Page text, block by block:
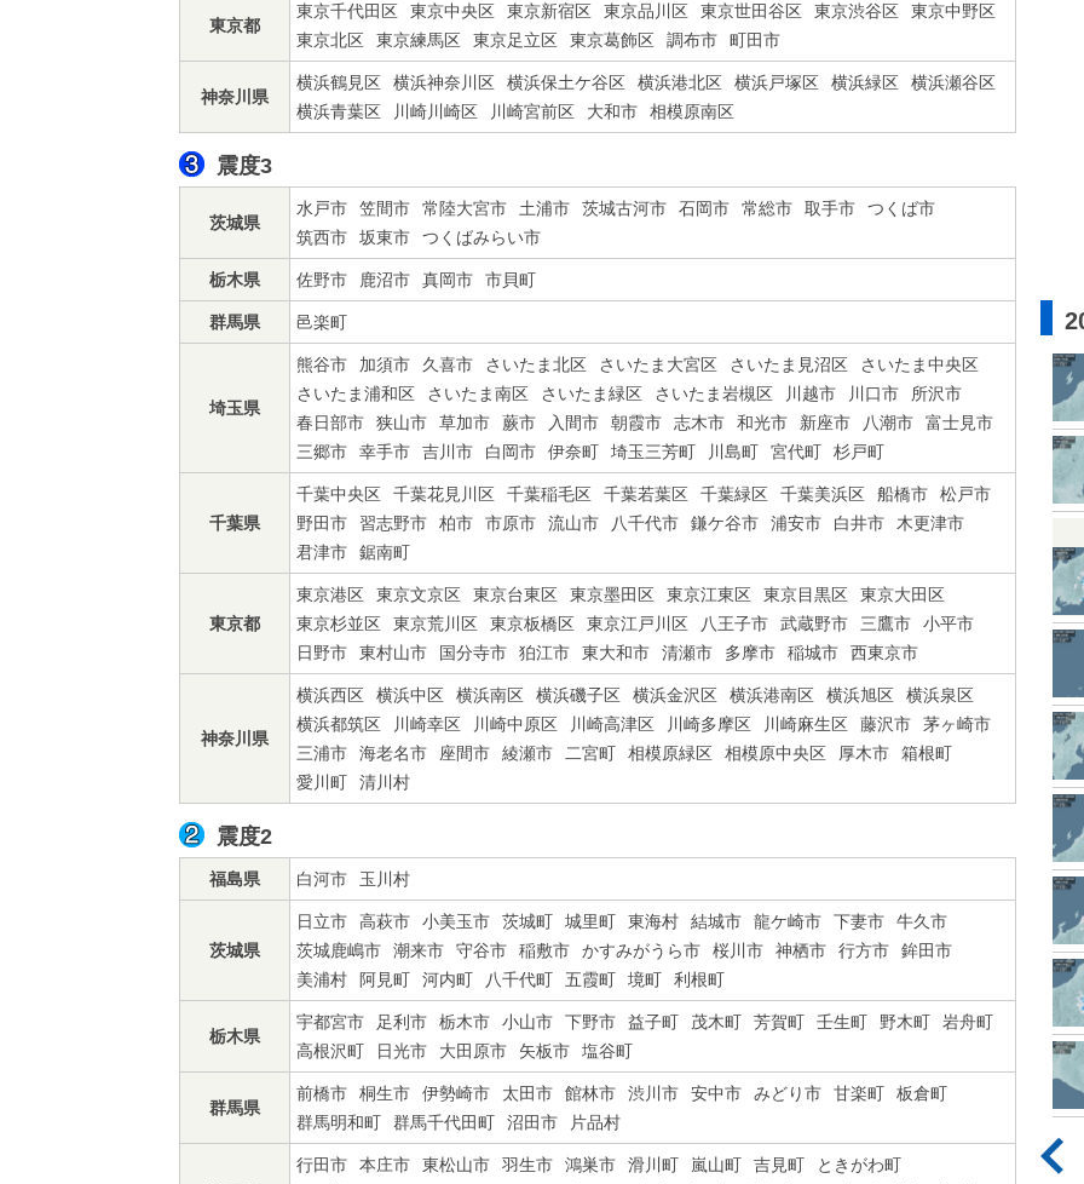
東京都
東京千代田区 東京中央区 東京新宿区 東京品川区 東京世田谷区 東京渋谷区
東京中野区
東京北区
東京練馬区 東京足立区 東京葛飾区 調布市 町田市
神奈川県
横浜鶴見区 横浜神奈川区 横浜保土ケ谷区 横浜港北区 横浜戸塚区 横浜緑区
横浜瀬谷区
横浜青葉区
川崎川崎区 川崎宮前区 大和市 相模原南区
震度3
茨城県
水戸市 笠間市 常陸大宮市 土浦市 茨城古河市 石岡市 常総市 取手市
つくば市
筑西市
坂東市 つくばみらい市
栃木県 佐野市 鹿沼市 真岡市 市貝町
群馬県 邑楽町
埼玉県
熊谷市 加須市 久喜市 さいたま北区 さいたま大宮区 さいたま見沼区
さいたま中央区
さいたま浦和区
さいたま南区 さいたま緑区 さいたま岩槻区 川越市 川口市
所沢市
春日部市
狭山市 草加市 蕨市 入間市 朝霞市 志木市 和光市 新座市 八潮市
富士見市
三郷市
幸手市 吉川市 白岡市 伊奈町 埼玉三芳町 川島町 宮代町 杉戸町
千葉県
千葉中央区 千葉花見川区 千葉稲毛区 千葉若葉区 千葉緑区 千葉美浜区 船橋市
松戸市
野田市
習志野市 柏市 市原市 流山市 八千代市 鎌ケ谷市 浦安市 白井市
木更津市
君津市
鋸南町
東京都
東京港区 東京文京区 東京台東区 東京墨田区 東京江東区 東京目黒区
東京大田区
東京杉並区
東京荒川区 東京板橋区 東京江戸川区 八王子市 武蔵野市 三鷹市
小平市
日野市
東村山市 国分寺市 狛江市 東大和市 清瀬市 多摩市 稲城市 西東京市
神奈川県
横浜西区 横浜中区 横浜南区 横浜磯子区 横浜金沢区 横浜港南区 横浜旭区
横浜泉区
横浜都筑区
川崎幸区 川崎中原区 川崎高津区 川崎多摩区 川崎麻生区 藤沢市
茅ヶ崎市
三浦市
海老名市 座間市 綾瀬市 二宮町 相模原緑区 相模原中央区 厚木市
箱根町
愛川町
清川村
震度2
福島県 白河市 玉川村
茨城県
日立市 高萩市 小美玉市 茨城町 城里町 東海村 結城市 龍ケ崎市 下妻市
牛久市
茨城鹿嶋市
潮来市 守谷市 稲敷市 かすみがうら市 桜川市 神栖市 行方市
鉾田市
美浦村
阿見町 河内町 八千代町 五霞町 境町 利根町
栃木県
宇都宮市 足利市 栃木市 小山市 下野市 益子町 茂木町 芳賀町 壬生町 野木町
岩舟町
高根沢町
日光市 大田原市 矢板市 塩谷町
群馬県
前橋市 桐生市 伊勢崎市 太田市 館林市 渋川市 安中市 みどり市 甘楽町
板倉町
群馬明和町
群馬千代田町 沼田市 片品村
行田市 本庄市 東松山市 羽生市 鴻巣市 滑川町 嵐山町 吉見町
ときがわ町